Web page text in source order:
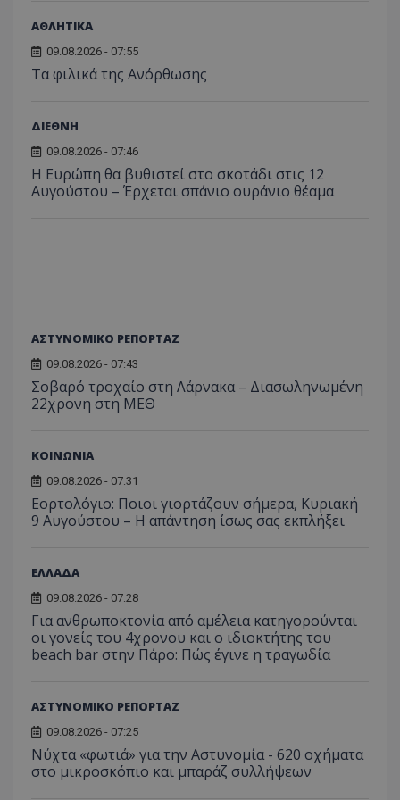
ΑΘΛΗΤΙΚΑ
09.08.2026 - 07:55
Τα φιλικά της Ανόρθωσης
ΔΙΕΘΝΗ
09.08.2026 - 07:46
Η Ευρώπη θα βυθιστεί στο σκοτάδι στις 12
Αυγούστου – Έρχεται σπάνιο ουράνιο θέαμα
ΑΣΤΥΝΟΜΙΚΟ ΡΕΠΟΡΤΑΖ
09.08.2026 - 07:43
Σοβαρό τροχαίο στη Λάρνακα – Διασωληνωμένη
22χρονη στη ΜΕΘ
ΚΟΙΝΩΝΙΑ
09.08.2026 - 07:31
Εορτολόγιο: Ποιοι γιορτάζουν σήμερα, Κυριακή
9 Αυγούστου – Η απάντηση ίσως σας εκπλήξει
ΕΛΛΑΔΑ
09.08.2026 - 07:28
Για ανθρωποκτονία από αμέλεια κατηγορούνται
οι γονείς του 4χρονου και ο ιδιοκτήτης του
beach bar στην Πάρο: Πώς έγινε η τραγωδία
ΑΣΤΥΝΟΜΙΚΟ ΡΕΠΟΡΤΑΖ
09.08.2026 - 07:25
Νύχτα «φωτιά» για την Αστυνομία - 620 οχήματα
στο μικροσκόπιο και μπαράζ συλλήψεων